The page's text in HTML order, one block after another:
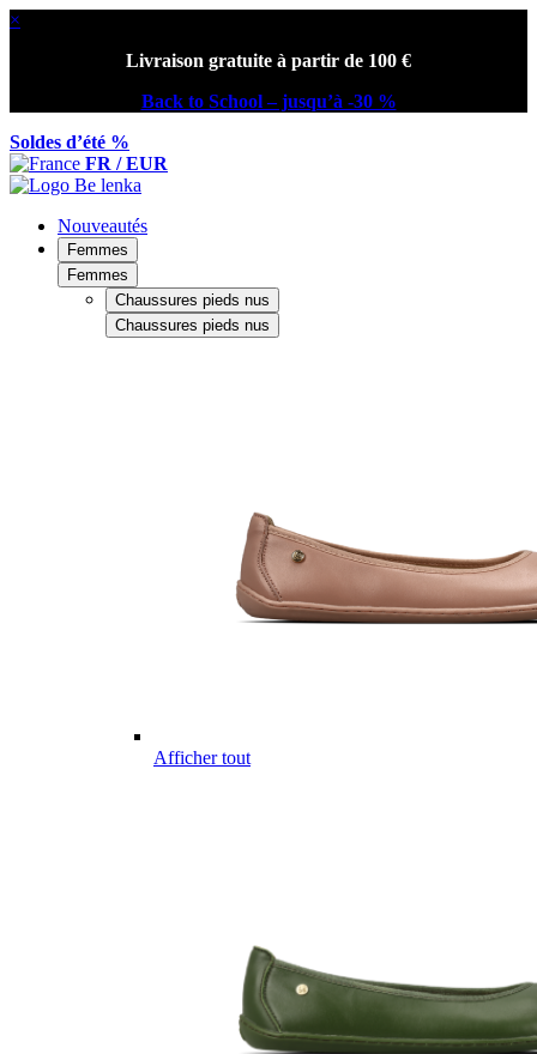
×
Livraison gratuite à partir de 100 €
Back to School – jusqu’à -30 %
Soldes d’été %
FR / EUR
Nouveautés
Femmes
Femmes
Chaussures pieds nus
Chaussures pieds nus
Afficher tout